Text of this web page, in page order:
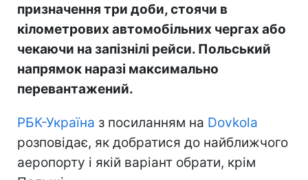
призначення три доби, стоячи в
кілометрових автомобільних чергах або
чекаючи на запізнілі рейси. Польський
напрямок наразі максимально
перевантажений.
РБК-Україна з посиланням на Dovkola
розповідає, як добратися до найближчого
аеропорту і якій варіант обрати, крім